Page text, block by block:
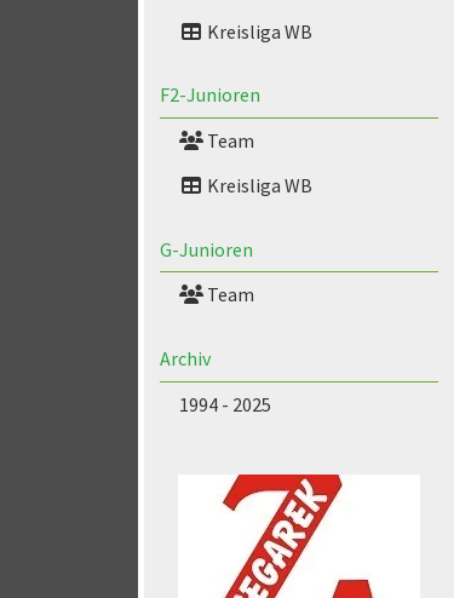
Kreisliga WB
F2-Junioren
Team
Kreisliga WB
G-Junioren
Team
Archiv
1994 - 2025